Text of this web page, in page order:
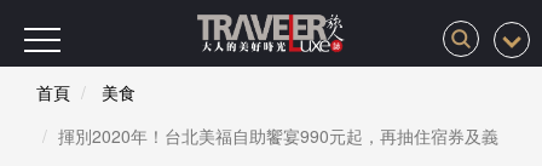
首頁
美食
揮別2020年！台北美福自助饗宴990元起，再抽住宿券及義